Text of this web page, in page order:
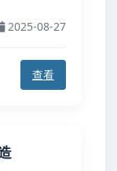
2025-08-27
查看